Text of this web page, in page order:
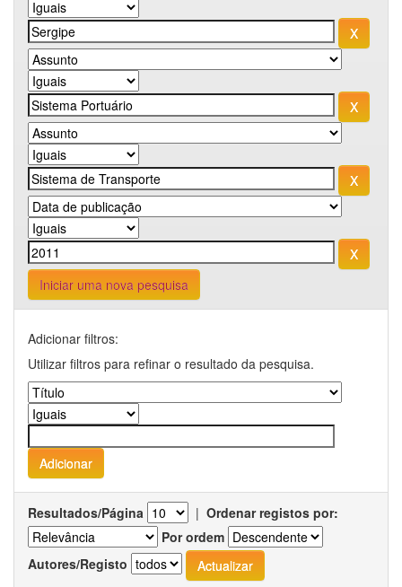
Iniciar uma nova pesquisa
Adicionar filtros:
Utilizar filtros para refinar o resultado da pesquisa.
Resultados/Página | Ordenar registos por:
Por ordem
Autores/Registo